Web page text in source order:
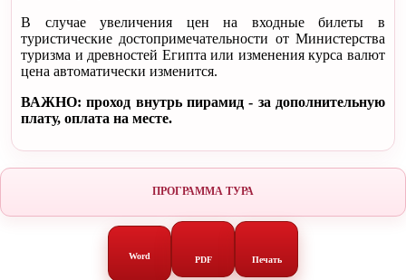
В случае увеличения цен на входные билеты в
туристические достопримечательности от Министерства
туризма и древностей Египта или изменения курса валют
цена автоматически изменится.
ВАЖНО: проход внутрь пирамид - за дополнительную
плату, оплата на месте.
ПРОГРАММА ТУРА
Word PDF Печать